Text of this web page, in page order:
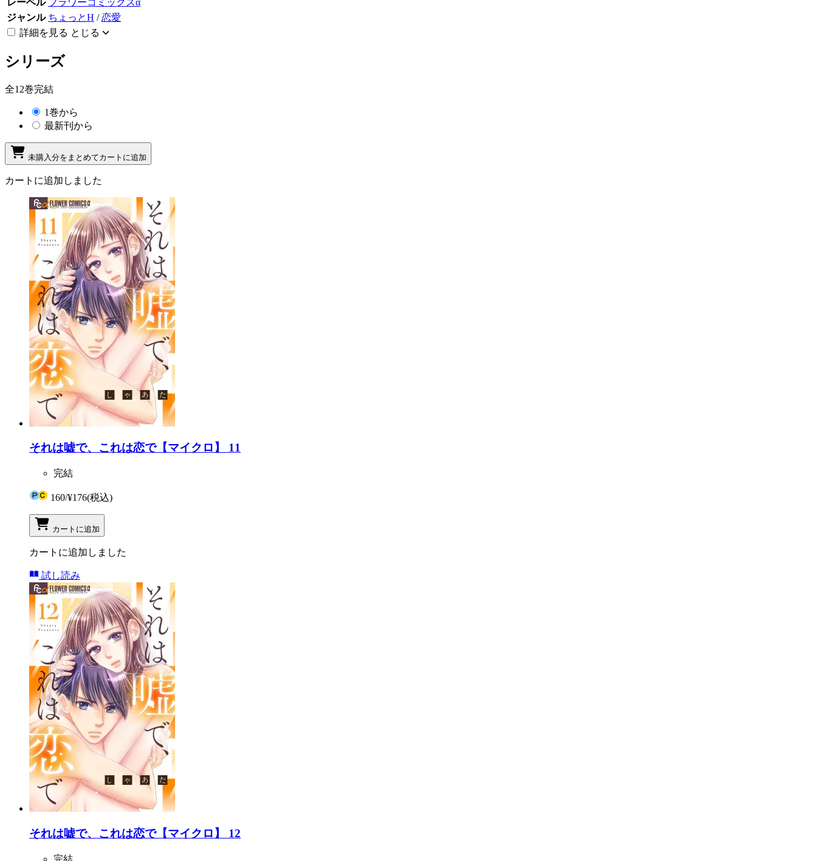
ジャンル ちょっとH /恋愛
詳細を見る とじる
シリーズ
全12巻完結
1巻から
最新刊から
未購入分をまとめてカートに追加
カートに追加しました
それは嘘で、これは恋で【マイクロ】 11
完結
160/¥176(税込)
カートに追加
カートに追加しました
試し読み
それは嘘で、これは恋で【マイクロ】 12
完結